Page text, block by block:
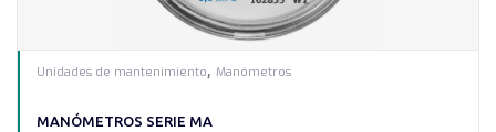
Unidades de mantenimiento, Manómetros
MANÓMETROS SERIE MA